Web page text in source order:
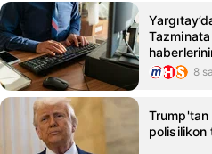
Finans 8
Trump'tan
polisilikon